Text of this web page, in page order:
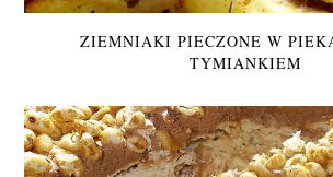
ZIEMNIAKI PIECZONE W
TYMIANKIEM